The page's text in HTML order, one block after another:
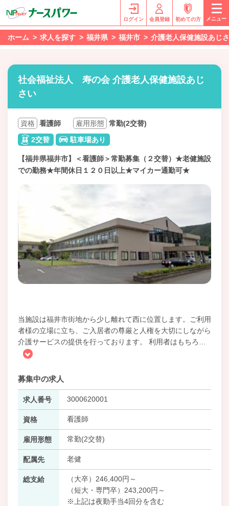
ログイン 会員登録 初めての方 メニュー
ホーム 求人を探す 福井県 福井市 介護老人保健施設あじ
社会福祉法人 寿の会 介護老人保健施設あじ
さい
資格 看護師 雇用形態 常勤(2交替)
2交替
駐車場あり
【福井県福井市】＜看護師＞常勤募集（２交替）★老健施設
での勤務★年間休日１２０日以上★マイカー通勤可★
当施設は福井市街地から少し離れて西に位置します。ご利用
者様の立場に立ち、ご入居者の尊厳と人権を大切にしながら
介護サービスの提供を行っております。 利用者はもちろ
募集中の求人
求人番号 3000620001
資格 看護師
雇用形態 常勤(2交替)
配属先 老健
総支給
（大卒）246,400円～
（短大・専門卒）243,200円～
※上記は夜勤手当4回分を含む